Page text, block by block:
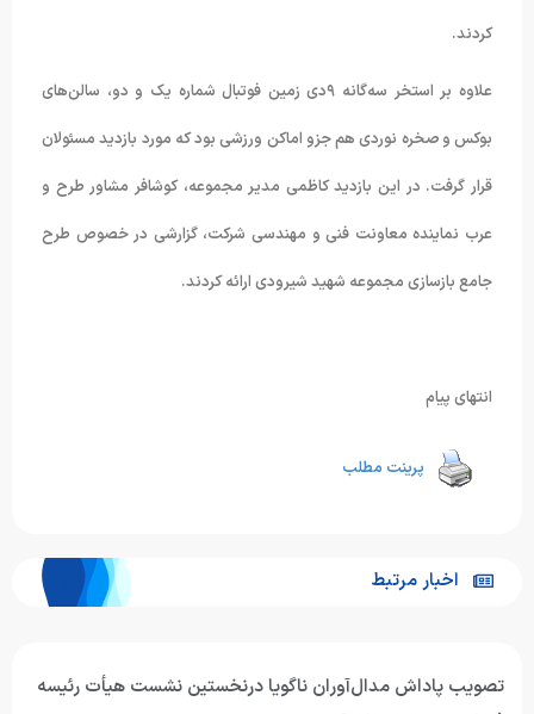
کردند.
علاوه بر استخر سه‌گانه ۹دی زمین فوتبال شماره یک و دو، سالن‌های
بوکس و صخره نوردی هم جزو اماکن ورزشی بود که مورد بازدید مسئولان
قرار گرفت. در این بازدید کاظمی مدیر مجموعه، کوشافر مشاور طرح و
عرب نماینده معاونت فنی و مهندسی شرکت، گزارشی در خصوص طرح
جامع بازسازی مجموعه شهید شیرودی ارائه کردند.
انتهای پیام
پرینت مطلب
اخبار مرتبط
تصویب پاداش مدال‌آوران ناگویا درنخستین نشست هیأت رئیسه